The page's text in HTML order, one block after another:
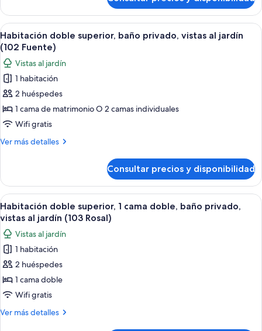
baño
privado,
vistas
al
jardín
(101
Claustro)
doble
superior,
1
cama
doble,
baño
privado,
vistas
al
jardín
Claustro)
Abrir
todas
las
fotos
de
Habitación
doble
superior,
baño
al
jardín
(102
Fuente)
Un dormitorio con cama, una planta
15
Habitación doble superior, baño privado, vistas al jardín
(102 Fuente)
Vistas al jardín
1 habitación
2 huéspedes
1 cama de matrimonio O 2 camas individuales
Wifi gratis
Ver más detalles
Más
doble
superior,
baño
privado,
al
jardín
(102
Fuente)
Consultar precios y disponibilidad
Abrir
todas
las
fotos
de
Habitación
doble
superior,
1
Un pasillo con pared de piedra, una
15
Habitación doble superior, 1 cama doble, baño privado,
vistas al jardín (103 Rosal)
Vistas al jardín
1 habitación
2 huéspedes
1 cama doble
Wifi gratis
Ver más detalles
Más